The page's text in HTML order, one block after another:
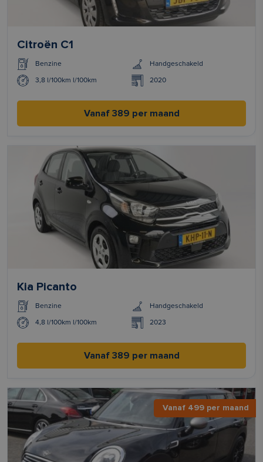
Citroën C1
Benzine Handgeschakeld
3,8 l/100km l/100km 2020
Vanaf 389 per maand
Kia Picanto
Benzine Handgeschakeld
4,8 l/100km l/100km 2023
Vanaf 389 per maand
Vanaf 499 per maand